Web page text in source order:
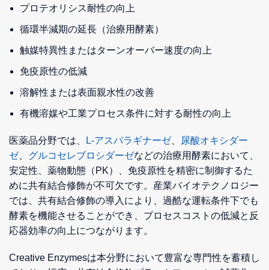
プロテオリシス耐性の向上
循環半減期の延長（治療用酵素）
触媒特異性またはターンオーバー速度の向上
免疫原性の低減
溶解性または表面親水性の改善
有機溶媒や工業プロセス条件に対する耐性の向上
医薬品分野では、 L-アスパラギナーゼ、
尿酸オキシダー
ゼ、 グルコセレブロシダーゼなどの治療用酵素において、
安定性、薬物動態（PK）、免疫原性を精密に制御するた
めに共有結合修飾が不可欠です。産業バイオテクノロジー
では、共有結合修飾の導入により、過酷な運転条件下でも
酵素を機能させることができ、プロセスコストの低減と反
応器効率の向上につながります。
Creative Enzymesは本分野において豊富な専門性を蓄積し